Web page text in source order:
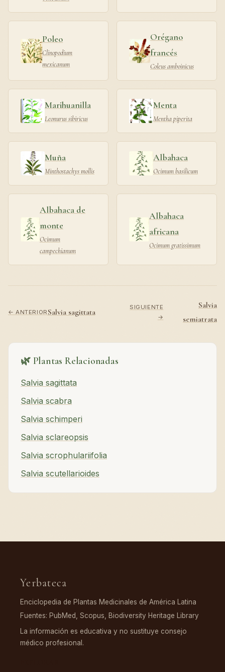
Poleo
Clinopodium
mexicanum
Orégano
francés
Coleus amboinicus
Marihuanilla
Leonurus sibiricus
Menta
Mentha piperita
Muña
Minthostachys mollis
Albahaca
Ocimum basilicum
Albahaca de
monte
Ocimum
campechianum
Albahaca
africana
Ocimum gratissimum
← ANTERIORSalvia sagittata
SIGUIENTE
→
Salvia
semiatrata
🌿 Plantas Relacionadas
Salvia sagittata
Salvia scabra
Salvia schimperi
Salvia sclareopsis
Salvia scrophulariifolia
Salvia scutellarioides
Yerbateca
Enciclopedia de Plantas Medicinales de América Latina
Fuentes: PubMed, Scopus, Biodiversity Heritage Library
La información es educativa y no sustituye consejo
médico profesional.